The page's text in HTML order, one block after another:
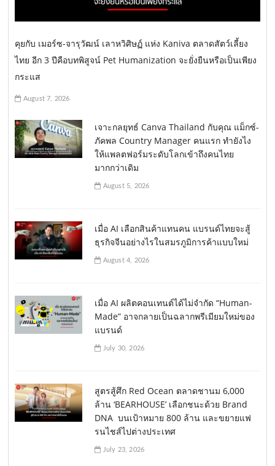
คุยกับ เมอร์ซ-จารุวัฒน์ เลาหวิศิษฏ์ แห่ง Kaniva ตลาดสัตว์เลี้ยง
ไทย อีก 3 ปีคือบทพิสูจน์ Pet Humanization จะยั่งยืนหรือเป็นเพียง
กระแส
August 7, 2026
เจาะกลยุทธ์ Canva Thailand กับคุณ แม็กซ์-
ภัคพล Country Manager คนแรก ทำยังไง
ให้แพลตฟอร์มระดับโลกเข้าถึงคนไทย
มากกว่าเดิม
August 5, 2026
เมื่อ AI เลือกสินค้าแทนคน แบรนด์ไทยจะสู้
ธุรกิจจีนอย่างไรในสมรภูมิการค้าแบบใหม่
August 4, 2026
เมื่อ AI ผลิตคอนเทนต์ได้ไม่จำกัด “Human-
Made” อาจกลายเป็นฉลากพรีเมียมใหม่ของ
แบรนด์
July 30, 2026
สูตรสู้ศึก Red Ocean ตลาดชานม 6,000
ล้าน ‘BEARHOUSE’ เลือกชนะด้วย Brand
DNA บนเป้าหมาย 800 ล้าน และขยายแฟ
รนไชส์ไปต่างประเทศ
July 23, 2026